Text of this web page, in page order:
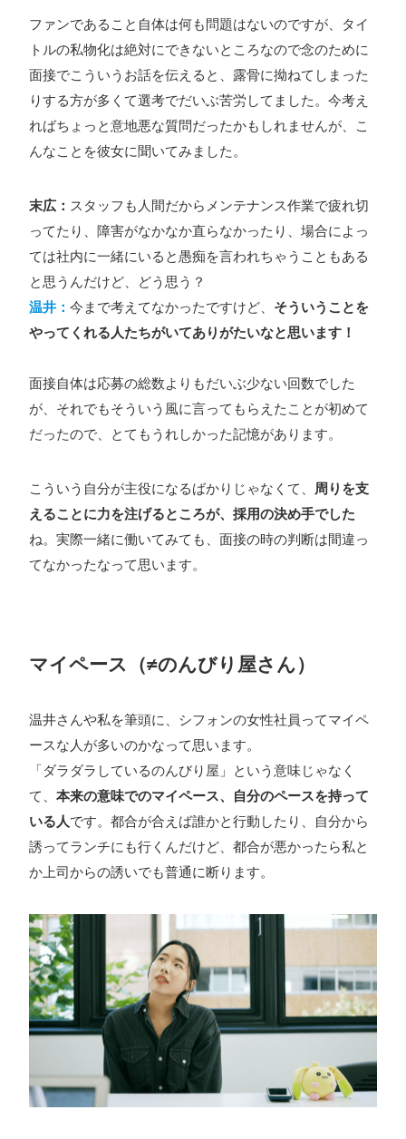
ファンであること自体は何も問題はないのですが、タイ
トルの私物化は絶対にできないところなので念のために
面接でこういうお話を伝えると、露骨に拗ねてしまった
りする方が多くて選考でだいぶ苦労してました。今考え
ればちょっと意地悪な質問だったかもしれませんが、こ
んなことを彼女に聞いてみました。
末広： スタッフも人間だからメンテナンス作業で疲れ切
ってたり、障害がなかなか直らなかったり、場合によっ
ては社内に一緒にいると愚痴を言われちゃうこともある
と思うんだけど、どう思う？
温井： 今まで考えてなかったですけど、 そういうことを
やってくれる人たちがいてありがたいなと思います！
面接自体は応募の総数よりもだいぶ少ない回数でした
が、それでもそういう風に言ってもらえたことが初めて
だったので、とてもうれしかった記憶があります。
こういう自分が主役になるばかりじゃなくて、
周りを支
えることに力を注げるところが、採用の決め手でした
ね。実際一緒に働いてみても、面接の時の判断は間違っ
てなかったなって思います。
マイペース（≠のんびり屋さん）
温井さんや私を筆頭に、シフォンの女性社員ってマイペ
ースな人が多いのかなって思います。
「ダラダラしているのんびり屋」という意味じゃなく
て、 本来の意味でのマイペース、自分のペースを持って
いる人です。都合が合えば誰かと行動したり、自分から
誘ってランチにも行くんだけど、都合が悪かったら私と
か上司からの誘いでも普通に断ります。